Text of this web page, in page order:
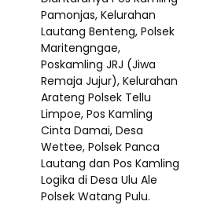
Pamonjas, Kelurahan
Lautang Benteng, Polsek
Maritengngae,
Poskamling JRJ (Jiwa
Remaja Jujur), Kelurahan
Arateng Polsek Tellu
Limpoe, Pos Kamling
Cinta Damai, Desa
Wettee, Polsek Panca
Lautang dan Pos Kamling
Logika di Desa Ulu Ale
Polsek Watang Pulu.